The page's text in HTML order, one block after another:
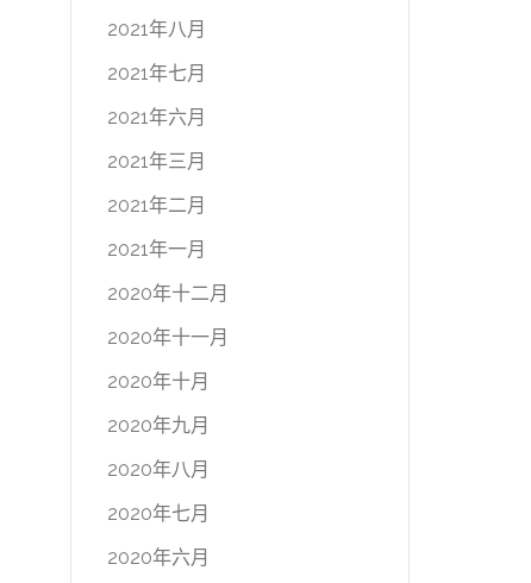
2021年八月
2021年七月
2021年六月
2021年三月
2021年二月
2021年一月
2020年十二月
2020年十一月
2020年十月
2020年九月
2020年八月
2020年七月
2020年六月